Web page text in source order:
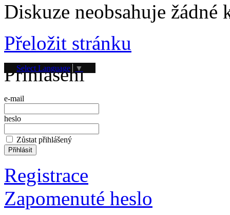
Diskuze neobsahuje žádné
Přeložit stránku
Select Language ▼
Přihlášení
e-mail
heslo
Zůstat přihlášený
Registrace
Zapomenuté heslo